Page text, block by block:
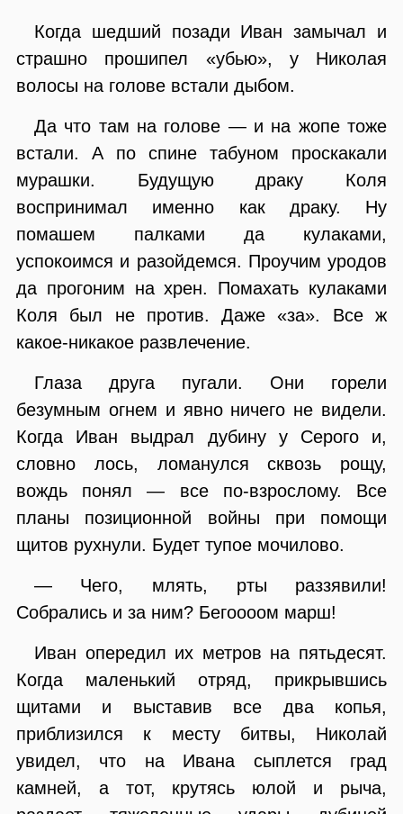
Когда шедший позади Иван замычал и
страшно прошипел «убью», у Николая
волосы на голове встали дыбом.
Да что там на голове — и на жопе тоже
встали. А по спине табуном проскакали
мурашки. Будущую драку Коля
воспринимал именно как драку. Ну
помашем палками да кулаками,
успокоимся и разойдемся. Проучим уродов
да прогоним на хрен. Помахать кулаками
Коля был не против. Даже «за». Все ж
какое-никакое развлечение.
Глаза друга пугали. Они горели
безумным огнем и явно ничего не видели.
Когда Иван выдрал дубину у Серого и,
словно лось, ломанулся сквозь рощу,
вождь понял — все по-взрослому. Все
планы позиционной войны при помощи
щитов рухнули. Будет тупое мочилово.
— Чего, млять, рты раззявили!
Собрались и за ним? Бегоооом марш!
Иван опередил их метров на пятьдесят.
Когда маленький отряд, прикрывшись
щитами и выставив все два копья,
приблизился к месту битвы, Николай
увидел, что на Ивана сыплется град
камней, а тот, крутясь юлой и рыча,